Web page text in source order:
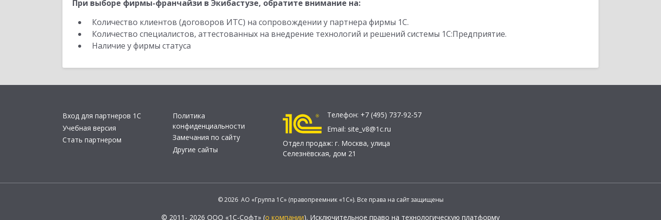
При выборе фирмы-франчайзи в Экибастузе, обратите внимание на:
Количество клиентов (договоров ИТС) на сопровождении у партнера фирмы 1С.
Количество специалистов, аттестованных на внедрение технологий и решений системы 1С:Предприятие.
Наличие у фирмы статуса
Вход для партнеров 1С
Учебная версия
Стать партнером
Политика
конфиденциальности
Замечания по сайту
Другие сайты
Телефон: +7 (495) 737-92-57
Email: site_v8@1c.ru
Отдел продаж: г. Москва, улица
Селезнёвская, дом 21
© 2026 АО «Группа 1С» (правопреемник «1С»). Все права на сайт защищены
© 2011- 2026 ООО «1С-Софт» (о компании). Исключительное право на технологическую платформу